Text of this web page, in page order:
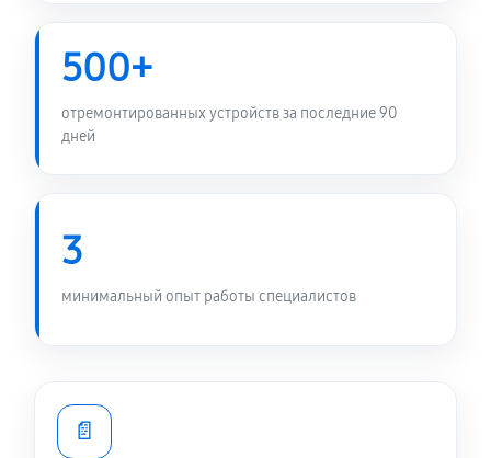
500+
отремонтированных устройств за последние 90
дней
3
минимальный опыт работы специалистов
📄